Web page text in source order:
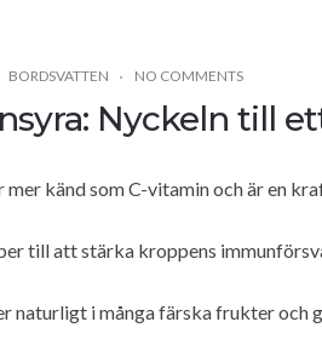
BORDSVATTEN NO COMMENTS
Nyckeln till
mer känd som C-vitamin och är en
till att stärka kroppens
naturligt i många färska frukter och